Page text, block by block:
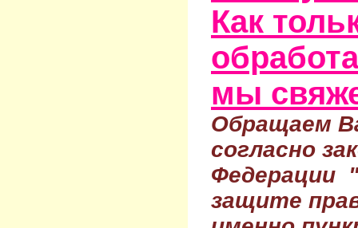
Как
мы
Обращаем
согласно
Федерации
защите